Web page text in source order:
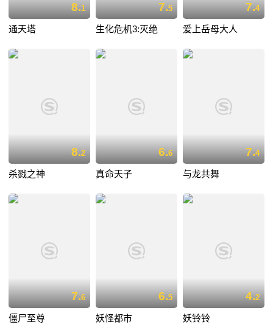
8.1
通天塔
7.5
生化危机3:灭绝
7.4
爱上岳母大人
8.2
杀戮之神
6.6
真命天子
7.4
与龙共舞
7.6
僵尸至尊
6.5
妖怪都市
4.2
妖铃铃